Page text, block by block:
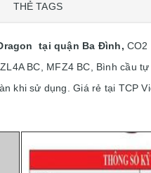
THẺ TAGS
tại quận Ba Đình,CO2
BC, MFZ4 BC, Bình cầu
khi sử dụng. Giá rẻ tại TCP